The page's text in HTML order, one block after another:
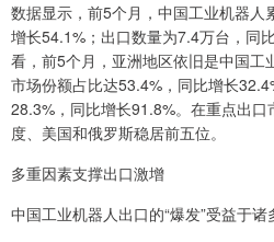
数据显示，前5个月，中国工业机器人
增长54.1%；出口数量为7.4万台，同
看，前5个月，亚洲地区依旧是中国工
市场份额占比达53.4%，同比增长
28.3%，同比增长91.8%。在重点出
度、美国和俄罗斯稳居前五位。
多重因素支撑出口激增
中国工业机器人出口的“爆发”受益于诸